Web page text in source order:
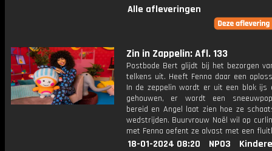
Alle afleveringen
Zin in Zappelin: Afl. 133
Postbode Bert glijdt bij het bezorgen
telkens uit. Heeft Fenna daar een
In de zeppelin wordt er uit een blok ijs
gehouwen, er wordt een
bereid en Angel laat zien hoe ze
wedstrijden. Buurvrouw Noël wil op
met Fenna oefent ze alvast met een
18-01-2024 08:20 NPO3